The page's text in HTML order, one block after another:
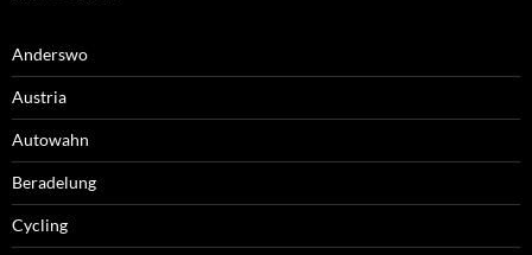
Anderswo
Austria
Autowahn
Beradelung
Cycling